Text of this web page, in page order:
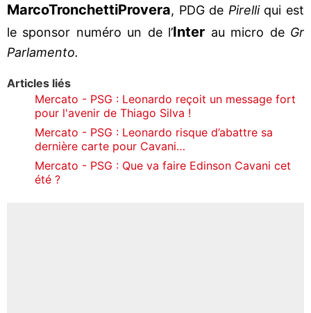
MarcoTronchettiProvera, PDG de Pirelliqui est
le sponsor numéro un de l’Inter au micro de Gr
Parlamento.
Articles liés
Mercato - PSG : Leonardo reçoit un message fort
pour l'avenir de Thiago Silva !
Mercato - PSG : Leonardo risque d’abattre sa
dernière carte pour Cavani…
Mercato - PSG : Que va faire Edinson Cavani cet
été ?